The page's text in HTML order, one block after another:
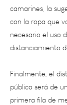
necesario el
Finalmente, el
público será de
primera fila de